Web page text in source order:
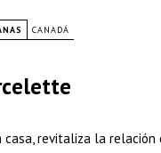
CANADÁ
revitaliza la